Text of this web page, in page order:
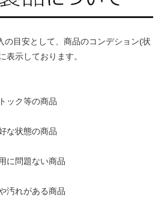
の目安として、商品のコンデション(状
表示しております。
ック等の商品
な状態の商品
に問題ない商品
汚れがある商品